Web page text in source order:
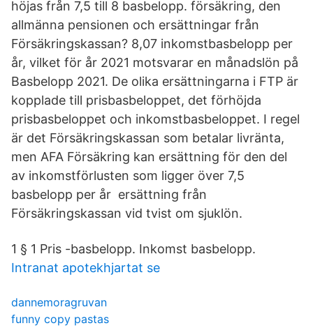
höjas från 7,5 till 8 basbelopp. försäkring, den
allmänna pensionen och ersättningar från
Försäkringskassan? 8,07 inkomstbasbelopp per
år, vilket för år 2021 motsvarar en månadslön på
Basbelopp 2021. De olika ersättningarna i FTP är
kopplade till prisbasbeloppet, det förhöjda
prisbasbeloppet och inkomstbasbeloppet. I regel
är det Försäkringskassan som betalar livränta,
men AFA Försäkring kan ersättning för den del
av inkomstförlusten som ligger över 7,5
basbelopp per år ersättning från
Försäkringskassan vid tvist om sjuklön.
1 § 1 Pris -basbelopp. Inkomst basbelopp.
Intranat apotekhjartat se
dannemoragruvan
funny copy pastas